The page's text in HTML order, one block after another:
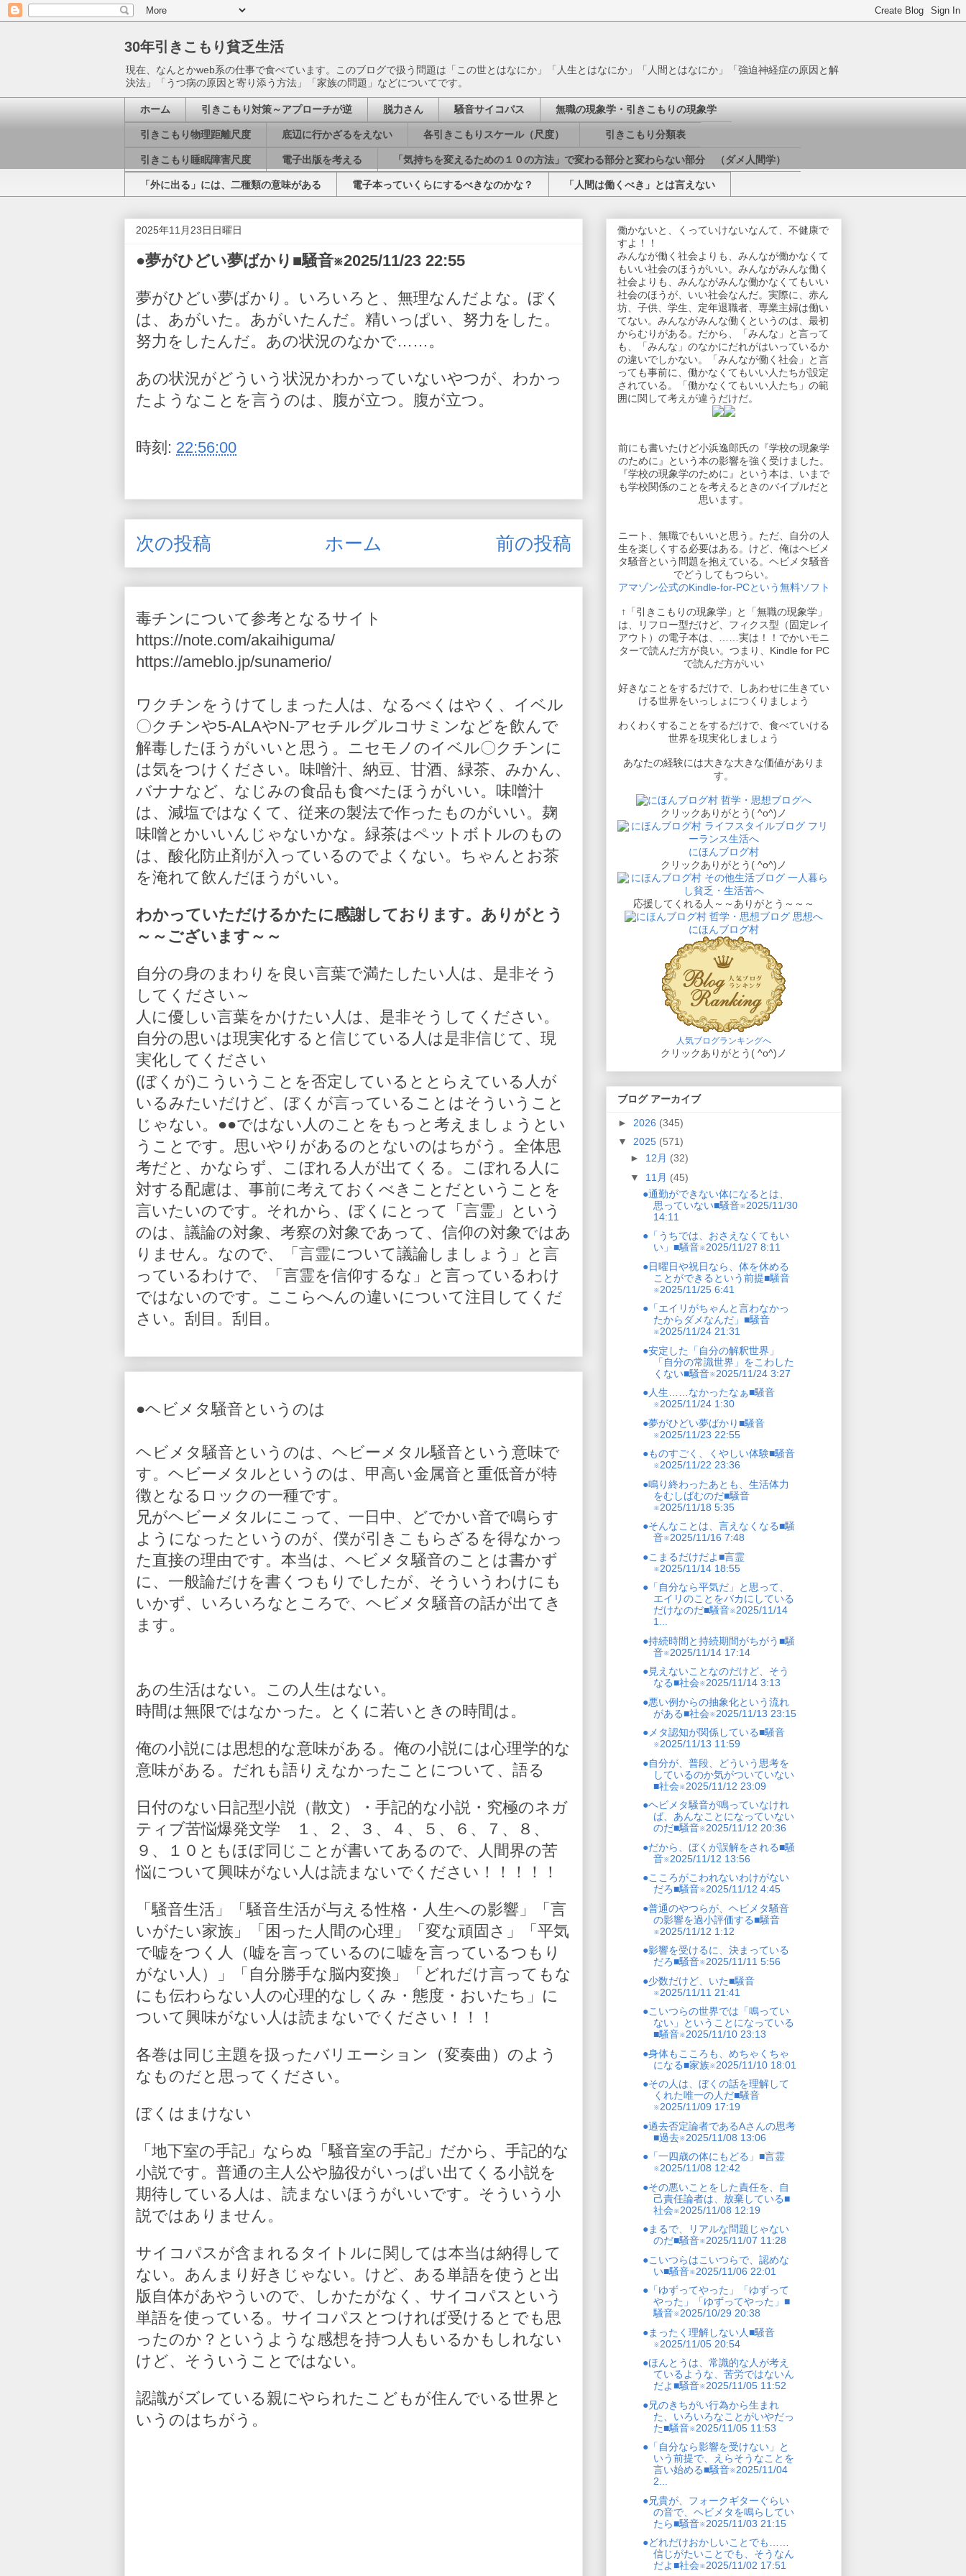
30年引きこもり貧乏生活
現在、なんとかweb系の仕事で食べています。このブログで扱う問題は「この世とはなにか」「人生とはなにか」「人間とはなにか」「強迫神経症の原因と解
決法」「うつ病の原因と寄り添う方法」「家族の問題」などについてです。
ホーム 引きこもり対策～アプローチが逆 脱力さん 騒音サイコパス 無職の現象学・引きこもりの現象学
引きこもり物理距離尺度 底辺に行かざるをえない 各引きこもりスケール（尺度） 引きこもり分類表
引きこもり睡眠障害尺度 電子出版を考える 「気持ちを変えるための１０の方法」で変わる部分と変わらない部分 （ダメ人間学）
「外に出る」には、二種類の意味がある 電子本っていくらにするべきなのかな？ 「人間は働くべき」とは言えない
2025年11月23日日曜日
●夢がひどい夢ばかり■騒音※2025/11/23 22:55
夢がひどい夢ばかり。いろいろと、無理なんだよな。ぼく
は、あがいた。あがいたんだ。精いっぱい、努力をした。
努力をしたんだ。あの状況のなかで……。
あの状況がどういう状況かわかっていないやつが、わかっ
たようなことを言うのは、腹が立つ。腹が立つ。
時刻: 22:56:00
次の投稿 前の投稿
ホーム
毒チンについて参考となるサイト
https://note.com/akaihiguma/
https://ameblo.jp/sunamerio/
ワクチンをうけてしまった人は、なるべくはやく、イベル
〇クチンや5-ALAやN-アセチルグルコサミンなどを飲んで
解毒したほうがいいと思う。ニセモノのイベル〇クチンに
は気をつけください。味噌汁、納豆、甘酒、緑茶、みかん、
バナナなど、なじみの食品も食べたほうがいい。味噌汁
は、減塩ではなくて、従来の製法で作ったものがいい。麹
味噌とかいいんじゃないかな。緑茶はペットボトルのもの
は、酸化防止剤が入っているのでよくない。ちゃんとお茶
を淹れて飲んだほうがいい。
わかっていただけるかたに感謝しております。ありがとう
～～ございます～～
自分の身のまわりを良い言葉で満たしたい人は、是非そう
してください～
人に優しい言葉をかけたい人は、是非そうしてください。
自分の思いは現実化すると信じている人は是非信じて、現
実化してください
(ぼくが)こういうことを否定しているととらえている人が
いるみたいだけど、ぼくが言っていることはそういうこと
じゃない。●●ではない人のことをもっと考えましょうとい
うことです。思いやりがあるのとないのはちがう。全体思
考だと、かならず、こぼれる人が出てくる。こぼれる人に
対する配慮は、事前に考えておくべきことだということを
言いたいのです。それから、ぼくにとって「言霊」という
のは、議論の対象、考察の対象であって、信仰の対象ではあ
りません。なので、「言霊について議論しましょう」と言
っているわけで、「言霊を信仰するな」と言っているわけ
ではないのです。ここらへんの違いについて注目してくだ
さい。刮目。刮目。
●ヘビメタ騒音というのは
ヘビメタ騒音というのは、ヘビーメタル騒音という意味で
す。ヘビーメタルというのは、甲高い金属音と重低音が特
徴となるロックの一種です。
兄がヘビーメタルにこって、一日中、どでかい音で鳴らす
ようになったというのが、僕が引きこもらざるを得なかっ
た直接の理由です。本当は、ヘビメタ騒音のことは書かず
に、一般論だけを書くつもりでしたが、そういうわけにも
いかず、いろいろなところで、ヘビメタ騒音の話が出てき
ます。
あの生活はない。この人生はない。
時間は無限ではなかった。とくに若いときの時間は。
俺の小説には思想的な意味がある。俺の小説には心理学的な
意味がある。だれも語りえなかったことについて、語る
日付のない日記型小説（散文）・手記的な小説・究極のネガ
ティブ苦悩爆発文学 １、２、３、４、５、６、７、８、
９、１０ともほぼ同じことが書いてあるので、人間界の苦
悩について興味がない人は読まないでください！！！！！
「騒音生活」「騒音生活が与える性格・人生への影響」「言
いがたい家族」「困った人間の心理」「変な頑固さ」「平気
で嘘をつく人（嘘を言っているのに嘘を言っているつもり
がない人）」「自分勝手な脳内変換」「どれだけ言ってもな
にも伝わらない人の心理的なしくみ・態度・おいたち」に
ついて興味がない人は読まないでください！！！
各巻は同じ主題を扱ったバリエーション（変奏曲）のよう
なものだと思ってください。
ぼくはまけない
「地下室の手記」ならぬ「騒音室の手記」だから、手記的な
小説です。普通の主人公や脇役がいっぱい出てくる小説を
期待している人は、読まないほうがいいです。そういう小
説ではありません。
サイコパスが含まれるタイトルに関しては本当は納得して
ない。あんまり好きじゃない。けど、ある単語を使うと出
版自体があやういので、しかたがなく、サイコパスという
単語を使っている。サイコパスとつければ受けるとでも思
ったのか？というような感想を持つ人もいるかもしれない
けど、そういうことではない。
認識がズレている親にやられたこどもが住んでいる世界と
いうのはちがう。
働かないと、くっていけないなんて、不健康で
すよ！！
みんなが働く社会よりも、みんなが働かなくて
もいい社会のほうがいい。みんながみんな働く
社会よりも、みんながみんな働かなくてもいい
社会のほうが、いい社会なんだ。実際に、赤ん
坊、子供、学生、定年退職者、専業主婦は働い
てない。みんながみんな働くというのは、最初
からむりがある。だから、「みんな」と言って
も、「みんな」のなかにだれがはいっているか
の違いでしかない。「みんなが働く社会」と言
っても事前に、働かなくてもいい人たちが設定
されている。「働かなくてもいい人たち」の範
囲に関して考えが違うだけだ。
前にも書いたけど小浜逸郎氏の『学校の現象学
のために』という本の影響を強く受けました。
『学校の現象学のために』という本は、いまで
も学校関係のことを考えるときのバイブルだと
思います。
ニート、無職でもいいと思う。ただ、自分の人
生を楽しくする必要はある。けど、俺はヘビメ
タ騒音という問題を抱えている。ヘビメタ騒音
でどうしてもつらい。
アマゾン公式のKindle-for-PCという無料ソフト
↑「引きこもりの現象学」と「無職の現象学」
は、リフロー型だけど、フィクス型（固定レイ
アウト）の電子本は、……実は！！でかいモニ
ターで読んだ方が良い。つまり、Kindle for PC
で読んだ方がいい
好きなことをするだけで、しあわせに生きてい
ける世界をいっしょにつくりましょう
わくわくすることをするだけで、食べていける
世界を現実化しましょう
あなたの経験には大きな大きな価値がありま
す。
クリックありがとう( ^o^)ノ
にほんブログ村
クリックありがとう( ^o^)ノ
応援してくれる人～～ありがとう～～～
にほんブログ村
人気ブログランキングへ
クリックありがとう( ^o^)ノ
ブログ アーカイブ
► 2026 (345)
▼ 2025 (571)
► 12月 (32)
▼ 11月 (45)
●通勤ができない体になるとは、
思っていない■騒音※2025/11/30
14:11
●「うちでは、おさえなくてもい
い」■騒音※2025/11/27 8:11
●日曜日や祝日なら、体を休める
ことができるという前提■騒音
※2025/11/25 6:41
●「エイリがちゃんと言わなかっ
たからダメなんだ」■騒音
※2025/11/24 21:31
●安定した「自分の解釈世界」
「自分の常識世界」をこわした
くない■騒音※2025/11/24 3:27
●人生……なかったなぁ■騒音
※2025/11/24 1:30
●夢がひどい夢ばかり■騒音
※2025/11/23 22:55
●ものすごく、くやしい体験■騒音
※2025/11/22 23:36
●鳴り終わったあとも、生活体力
をむしばむのだ■騒音
※2025/11/18 5:35
●そんなことは、言えなくなる■騒
音※2025/11/16 7:48
●こまるだけだよ■言霊
※2025/11/14 18:55
●「自分なら平気だ」と思って、
エイリのことをバカにしている
だけなのだ■騒音※2025/11/14
1...
●持続時間と持続期間がちがう■騒
音※2025/11/14 17:14
●見えないことなのだけど、そう
なる■社会※2025/11/14 3:13
●悪い例からの抽象化という流れ
がある■社会※2025/11/13 23:15
●メタ認知が関係している■騒音
※2025/11/13 11:59
●自分が、普段、どういう思考を
しているのか気がついていない
■社会※2025/11/12 23:09
●ヘビメタ騒音が鳴っていなけれ
ば、あんなことになっていない
のだ■騒音※2025/11/12 20:36
●だから、ぼくが誤解をされる■騒
音※2025/11/12 13:56
●こころがこわれないわけがない
だろ■騒音※2025/11/12 4:45
●普通のやつらが、ヘビメタ騒音
の影響を過小評価する■騒音
※2025/11/12 1:12
●影響を受けるに、決まっている
だろ■騒音※2025/11/11 5:56
●少数だけど、いた■騒音
※2025/11/11 21:41
●こいつらの世界では「鳴ってい
ない」ということになっている
■騒音※2025/11/10 23:13
●身体もこころも、めちゃくちゃ
になる■家族※2025/11/10 18:01
●その人は、ぼくの話を理解して
くれた唯一の人だ■騒音
※2025/11/09 17:19
●過去否定論者であるAさんの思考
■過去※2025/11/08 13:06
●「一四歳の体にもどる」■言霊
※2025/11/08 12:42
●その悪いことをした責任を、自
己責任論者は、放棄している■
社会※2025/11/08 12:19
●まるで、リアルな問題じゃない
のだ■騒音※2025/11/07 11:28
●こいつらはこいつらで、認めな
い■騒音※2025/11/06 22:01
●「ゆずってやった」「ゆずって
やった」「ゆずってやった」■
騒音※2025/10/29 20:38
●まったく理解しない人■騒音
※2025/11/05 20:54
●ほんとうは、常識的な人が考え
ているような、苦労ではないん
だよ■騒音※2025/11/05 11:52
●兄のきちがい行為から生まれ
た、いろいろなことがいやだっ
た■騒音※2025/11/05 11:53
●「自分なら影響を受けない」と
いう前提で、えらそうなことを
言い始める■騒音※2025/11/04
2...
●兄貴が、フォークギターぐらい
の音で、ヘビメタを鳴らしてい
たら■騒音※2025/11/03 21:15
●どれだけおかしいことでも……
信じがたいことでも、そうなん
だよ■社会※2025/11/02 17:51